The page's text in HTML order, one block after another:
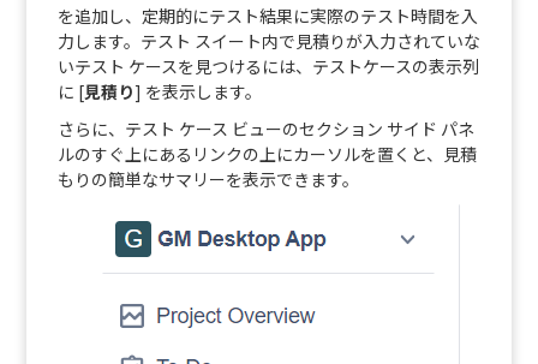
を追加し、定期的にテスト結果に実際のテスト時間を入
力します。テスト スイート内で見積りが入力されていな
いテスト ケースを見つけるには、テストケースの表示列
に [見積り] を表示します。
さらに、テスト ケース ビューのセクション サイド パネ
ルのすぐ上にあるリンクの上にカーソルを置くと、見積
もりの簡単なサマリーを表示できます。